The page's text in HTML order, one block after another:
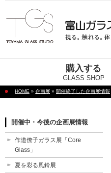
購入する
GLASS SHOP
HOME » 企画展 » 開催終了した企画展情報
開催中・今後の企画展情報
作道僚子ガラス展「Core
Glass」
夏を彩る風鈴展